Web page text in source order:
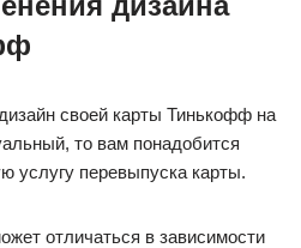
своей карты Тинькофф на
то вам понадобится
услугу перевыпуска карты.
отличаться в зависимости